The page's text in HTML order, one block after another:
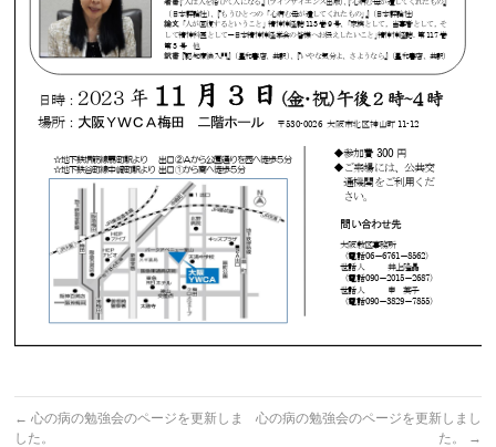
← 心の病の勉強会のページを更新しま
した。
心の病の勉強会のページを更新しまし
た。
→